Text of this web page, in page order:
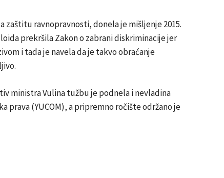
zaštitu ravnopravnosti, donela je mišljenje 2015.
prekršila Zakon o zabrani diskriminacije jer
i tada je navela da je takvo obraćanje
ministra Vulina tužbu je podnela i nevladina
prava (YUCOM), a pripremno ročište održano je